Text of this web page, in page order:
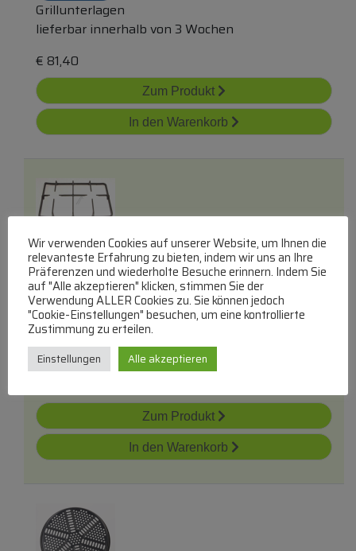
Grillunterlagen
lieferbar innerhalb von 3 Wochen
€ 81,40
Zum Produkt
In den Warenkorb
81224014 Gusseisenrost 2gas Sx/ Dx
Grillunterlagen
lieferbar innerhalb von 4 Wochen
Zum Produkt
In den Warenkorb
Wir verwenden Cookies auf unserer Website, um Ihnen die
relevanteste Erfahrung zu bieten, indem wir uns an Ihre
Präferenzen und wiederholte Besuche erinnern. Indem Sie
auf "Alle akzeptieren" klicken, stimmen Sie der
Verwendung ALLER Cookies zu. Sie können jedoch
"Cookie-Einstellungen" besuchen, um eine kontrollierte
Zustimmung zu erteilen.
Einstellungen Alle akzeptieren